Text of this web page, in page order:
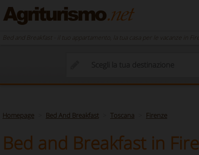
Bed and Breakfast - il tuo appartamento, la tua casa per le vacanze in
Homepage Bed And Breakfast Toscana Firenze
Bed and Breakfast in